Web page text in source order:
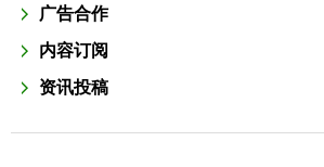
广告合作
内容订阅
资讯投稿